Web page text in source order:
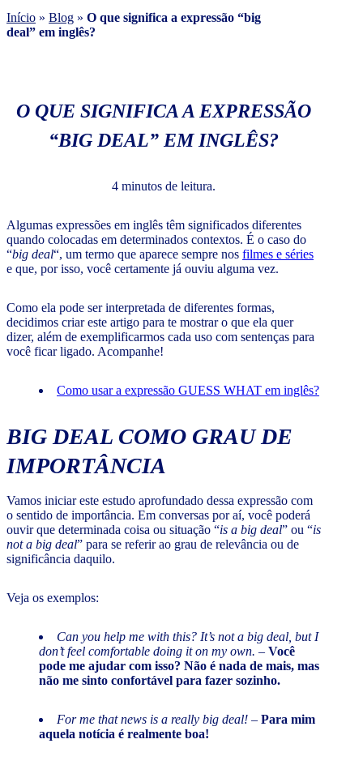
Início » Blog » O que significa a expressão “big
deal” em inglês?
O QUE SIGNIFICA A EXPRESSÃO
“BIG DEAL” EM INGLÊS?
4 minutos de leitura.
Algumas expressões em inglês têm significados diferentes
quando colocadas em determinados contextos. É o caso do
“big deal“, um termo que aparece sempre nos filmes e séries
e que, por isso, você certamente já ouviu alguma vez.
Como ela pode ser interpretada de diferentes formas,
decidimos criar este artigo para te mostrar o que ela quer
dizer, além de exemplificarmos cada uso com sentenças para
você ficar ligado. Acompanhe!
Como usar a expressão GUESS WHAT em inglês?
BIG DEAL COMO GRAU DE
IMPORTÂNCIA
Vamos iniciar este estudo aprofundado dessa expressão com
o sentido de importância. Em conversas por aí, você poderá
ouvir que determinada coisa ou situação “is a big deal” ou “is
not a big deal” para se referir ao grau de relevância ou de
significância daquilo.
Veja os exemplos:
Can you help me with this? It’s not a big deal, but I
don’t feel comfortable doing it on my own. – Você
pode me ajudar com isso? Não é nada de mais, mas
não me sinto confortável para fazer sozinho.
For me that news is a really big deal! – Para mim
aquela notícia é realmente boa!